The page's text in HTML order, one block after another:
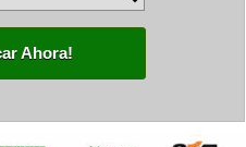
Ahora!